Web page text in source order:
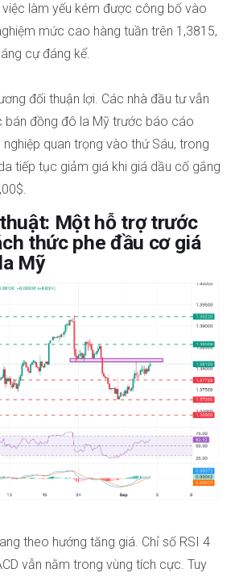
làm yếu kém được công bố vào
mức cao hàng tuần trên 1,3815,
cự đáng kể.
đối thuận lợi. Các nhà đầu tư vẫn
bán đồng đô la Mỹ trước báo cáo
quan trọng vào thứ Sáu, trong
tiếp tục giảm giá khi giá dầu cố gắng
Một hỗ trợ trước
thức phe đầu cơ giá
Mỹ
theo hướng tăng giá. Chỉ số RSI 4
vẫn nằm trong vùng tích cực. Tuy